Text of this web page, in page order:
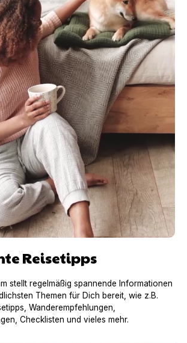
Reisetipps
stellt regelmäßig spannende Informationen
Themen für Dich bereit, wie z.B.
Wanderempfehlungen,
Checklisten und vieles mehr.